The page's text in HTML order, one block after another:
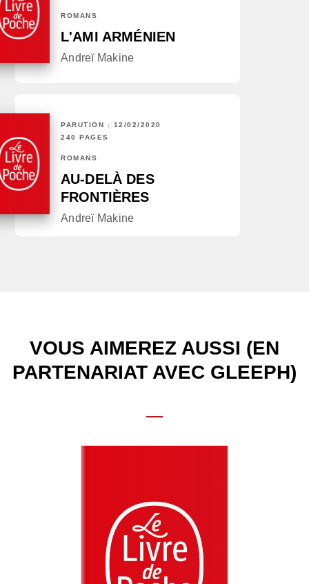
ROMANS
L'AMI ARMÉNIEN
Andreï Makine
PARUTION : 12/02/2020
240 PAGES
ROMANS
AU-DELÀ DES
FRONTIÈRES
Andreï Makine
VOUS AIMEREZ AUSSI (EN
PARTENARIAT AVEC GLEEPH)